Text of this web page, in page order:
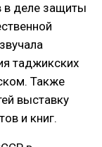
в деле защиты
таджикских
Также
выставку
и книг.